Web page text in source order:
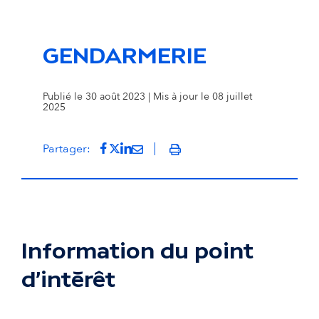
GENDARMERIE
Publié le 30 août 2023 | Mis à jour le 08 juillet
2025
Partager: Partager sur Facebook
(s'ouvre dans un nouvel onglet)
Partager sur Twitter
(s'ouvre dans un nouvel onglet)
Partager sur LinkedIn
(s'ouvre dans un nouvel onglet)
Partager par mail
(s'ouvre dans un nouvel
Imprimer
Information du point
d'intérêt